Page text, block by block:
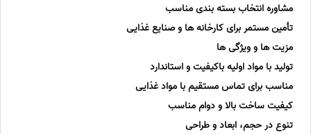
مشاوره انتخاب بسته بندی مناسب
تأمین مستمر برای کارخانه ها و صنایع غذایی
مزیت ها و ویژگی ها
تولید با مواد اولیه باکیفیت و استاندارد
مناسب برای تماس مستقیم با مواد غذایی
کیفیت ساخت بالا و دوام مناسب
تنوع در حجم، ابعاد و طراحی